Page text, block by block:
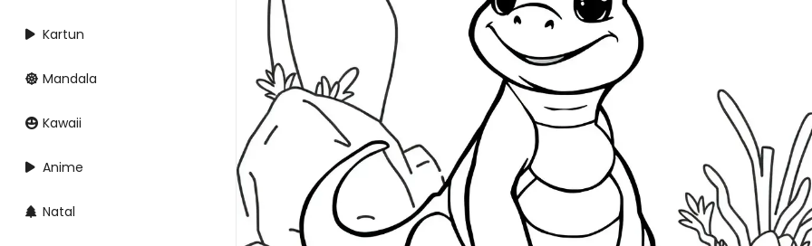
Kartun
Mandala
Kawaii
Anime
Natal